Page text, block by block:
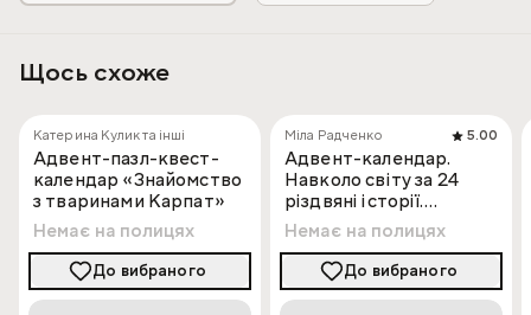
Щось схоже
Катерина Кулик та інші
Адвент-пазл-квест-
календар «Знайомство
з тваринами Карпат»
Немає на полицях
До вибраного
Міла Радченко 5.00
Адвент-календар.
Навколо світу за 24
різдвяні історії.
Книжка-карта-квест
Немає на полицях
До вибраного